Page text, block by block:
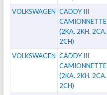
VOLKSWAGEN CADDY III
CAMIONNETTE
(2KA. 2KH. 2CA.
2CH)
VOLKSWAGEN CADDY III
CAMIONNETTE
(2KA. 2KH. 2CA.
2CH)